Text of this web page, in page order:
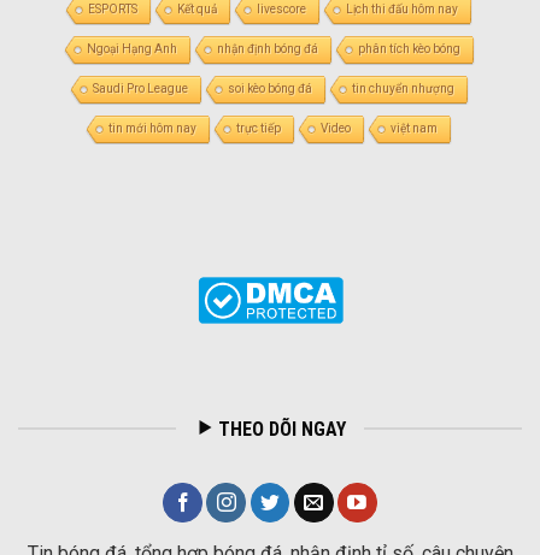
ESPORTS Kết quả livescore Lịch thi đấu hôm nay
Ngoại Hạng Anh nhận định bóng đá phân tích kèo bóng
Saudi Pro League soi kèo bóng đá tin chuyển nhượng
tin mới hôm nay trực tiếp Video việt nam
THEO DÕI NGAY